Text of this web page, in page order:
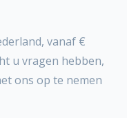
vanaf €
u vragen hebben,
ons op te nemen